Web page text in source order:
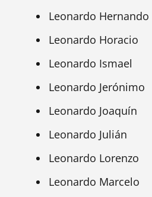
Leonardo Hernando
Leonardo Horacio
Leonardo Ismael
Leonardo Jerónimo
Leonardo Joaquín
Leonardo Julián
Leonardo Lorenzo
Leonardo Marcelo